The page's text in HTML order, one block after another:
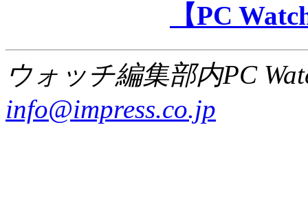
【PC
ウォッチ編集部内PC
info@impress.co.jp